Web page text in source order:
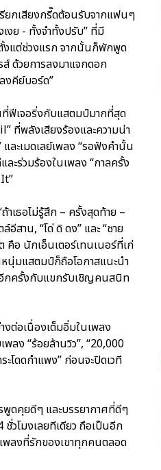
ยกเสียงกรี๊ดต้อนรับจากแฟนๆ
เงย - ทั้งจำทั้งปรับ” ที่มี
งแต่ช่วงแรก จากนั้นก็พักพูด
ด้วยการลงมาแจกดอก
งคีย์บอร์ด”
ฟีเจอริ่งกับแสตมป์มากที่สุด
ที่พลังเสียงร้องและความน่า
ะเมดเลย์เพลง “รอฟังคำนั้น
ะร่วมร้องในเพลง “กาลครั้ง
เธอไม่รู้สึก – ครั้งสุดท้าย –
อีสาน, “โด่ ดิ ดง” และ “ชาย
คือ นักเอ็นเตอร์เทนเนอร์ที่เก่
นุ่มแสตมป์ก็ถือโอกาสแนะนำ
อีกครั้งกับแขกรับเชิญคนสนิท
ต่อเนื่องเต็มอิ่มในเพลง
ลง “ร้อยล้านวิว”, “20,000
โดดกำแพง” ก่อนจะปิดเวที
ดคุยดีๆ และบรรยากาศที่ดีๆ
วโมงเลยทีเดียว ถือเป็นอีก
พลงที่รักของเขาทุกคนตลอด